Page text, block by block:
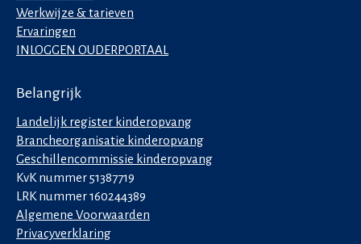
Werkwijze & tarieven
Ervaringen
INLOGGEN OUDERPORTAAL
Belangrijk
Landelijk register kinderopvang
Brancheorganisatie kinderopvang
Geschillencommissie kinderopvang
KvK nummer 51387719
LRK nummer 160244389
Algemene Voorwaarden
Privacyverklaring